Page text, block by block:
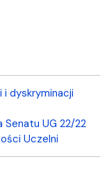
i dyskryminacji
UG 22/22
Uczelni